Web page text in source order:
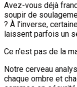
Avez-vous déjà
soupir de
? À l'inverse,
laissent parfois un
Ce n'est pas de la
Notre cerveau
chaque ombre et